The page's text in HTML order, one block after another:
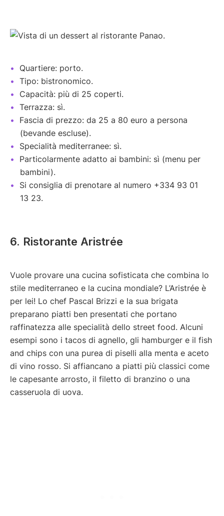
Quartiere: porto.
Tipo: bistronomico.
Capacità: più di 25 coperti.
Terrazza: sì.
Fascia di prezzo: da 25 a 80 euro a persona
(bevande escluse).
Specialità mediterranee: sì.
Particolarmente adatto ai bambini: sì (menu per
bambini).
Si consiglia di prenotare al numero +334 93 01
13 23.
6. Ristorante Aristrée
Vuole provare una cucina sofisticata che combina lo
stile mediterraneo e la cucina mondiale? L’Aristrée è
per lei! Lo chef Pascal Brizzi e la sua brigata
preparano piatti ben presentati che portano
raffinatezza alle specialità dello street food. Alcuni
esempi sono i tacos di agnello, gli hamburger e il fish
and chips con una purea di piselli alla menta e aceto
di vino rosso. Si affiancano a piatti più classici come
le capesante arrosto, il filetto di branzino o una
casseruola di uova.